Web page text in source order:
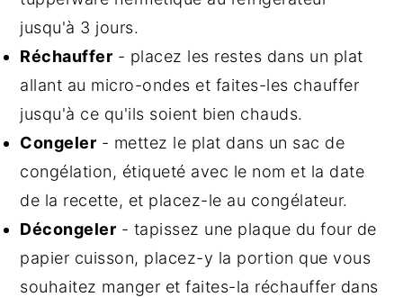
jusqu'à 3 jours.
Réchauffer - placez les restes dans un plat
allant au micro-ondes et faites-les chauffer
jusqu'à ce qu'ils soient bien chauds.
Congeler - mettez le plat dans un sac de
congélation, étiqueté avec le nom et la date
de la recette, et placez-le au congélateur.
Décongeler - tapissez une plaque du four de
papier cuisson, placez-y la portion que vous
souhaitez manger et faites-la réchauffer dans